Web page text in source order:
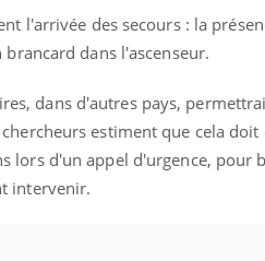
l'arrivée des secours : la
dans l'ascenseur.
dans d'autres pays,
estiment que cela
lors d'un appel d'urgence, pour
intervenir.